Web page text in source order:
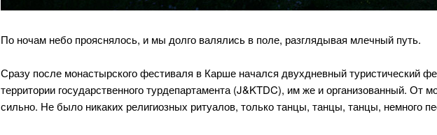
По ночам небо прояснялось, и мы долго валялись в поле, разглядывая млечный путь.
Сразу после монастырского фестиваля в Карше начался двухдневный туристический
территории государственного турдепартамента (J&KTDC), им же и организованный. От
сильно. Не было никаких религиозных ритуалов, только танцы, танцы, танцы, немного